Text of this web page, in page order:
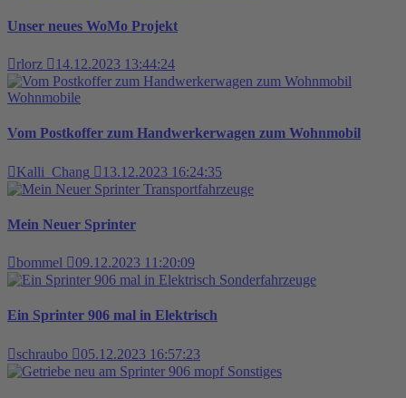
Unser neues WoMo Projekt
rlorz 14.12.2023 13:44:24
Wohnmobile
Vom Postkoffer zum Handwerkerwagen zum Wohnmobil
Kalli_Chang
13.12.2023 16:24:35
Transportfahrzeuge
Mein Neuer Sprinter
bommel
09.12.2023 11:20:09
Sonderfahrzeuge
Ein Sprinter 906 mal in Elektrisch
schraubo
05.12.2023 16:57:23
Sonstiges